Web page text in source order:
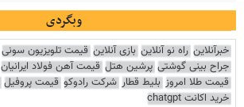
وبگردی
خبرآنلاین راه نو آنلاین بازی آنلاین قیمت تلویزیون سونی
جراح بینی گوشتی پرشین هتل قیمت آهن فولاد ایرانیان
قیمت طلا امروز بلیط قطار شرکت رادوکو قیمت پروفیل
خرید اکانت chatgpt